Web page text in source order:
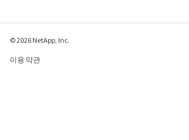
© 2026 NetApp, Inc.
이용 약관